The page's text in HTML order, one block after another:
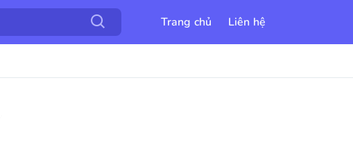
Trang chủ Liên hệ